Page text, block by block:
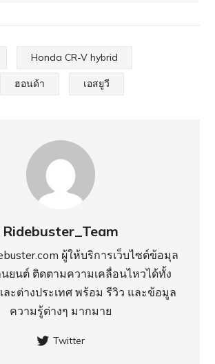
Honda CR-V hybrid
ฮอนด้า เอสยูวี
Ridebuster_Team
ผู้ให้บริการเว็บไซต์ข้อมุล
ยนต์ ติดตามความเคลื่อนไหวได้ทั้ง
ละต่างประเทศ พร้อม รีวิว และข้อมูล
ความรู้ต่างๆ มากมาย
Twitter